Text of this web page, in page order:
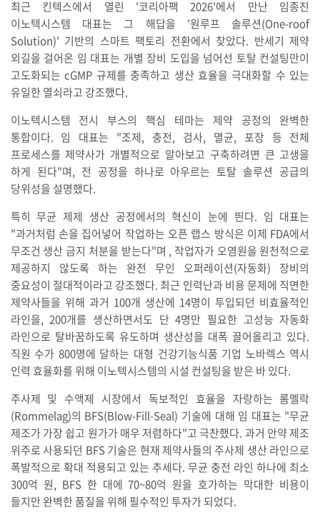
최근 킨텍스에서 열린 '코리아팩 2026'에서 만난 임종진
이노텍시스템 대표는 그 해답을 '원루프 솔루션(One-roof
Solution)' 기반의 스마트 팩토리 전환에서 찾았다. 반세기 제약
외길을 걸어온 임 대표는 개별 장비 도입을 넘어선 토탈 컨설팅만이
고도화되는 cGMP 규제를 충족하고 생산 효율을 극대화할 수 있는
유일한 열쇠라고 강조했다.
이노텍시스템 전시 부스의 핵심 테마는 제약 공정의 완벽한
통합이다. 임 대표는 "조제, 충전, 검사, 멸균, 포장 등 전체
프로세스를 제약사가 개별적으로 알아보고 구축하려면 큰 고생을
하게 된다"며, 전 공정을 하나로 아우르는 토탈 솔루션 공급의
당위성을 설명했다.
특히 무균 제제 생산 공정에서의 혁신이 눈에 띈다. 임 대표는
"과거처럼 손을 집어넣어 작업하는 오픈 랩스 방식은 이제 FDA에서
무조건 생산 금지 처분을 받는다"며 , 작업자가 오염원을 원천적으로
제공하지 않도록 하는 완전 무인 오퍼레이션(자동화) 장비의
중요성이 절대적이라고 강조했다. 최근 인력난과 비용 문제에 직면한
제약사들을 위해 과거 100개 생산에 14명이 투입되던 비효율적인
라인을, 200개를 생산하면서도 단 4명만 필요한 고성능 자동화
라인으로 탈바꿈하도록 유도하며 생산성을 대폭 끌어올리고 있다.
직원 수가 800명에 달하는 대형 건강기능식품 기업 노바렉스 역시
인력 효율화를 위해 이노텍시스템의 시설 컨설팅을 받은 바 있다.
주사제 및 수액제 시장에서 독보적인 효율을 자랑하는 롬멜락
(Rommelag)의 BFS(Blow-Fill-Seal) 기술에 대해 임 대표는 "무균
제조가 가장 쉽고 원가가 매우 저렴하다"고 극찬했다. 과거 안약 제조
위주로 사용되던 BFS 기술은 현재 제약사들의 주사제 생산 라인으로
폭발적으로 확대 적용되고 있는 추세다. 무균 충전 라인 하나에 최소
300억 원, BFS 한 대에 70~80억 원을 호가하는 막대한 비용이
들지만 완벽한 품질을 위해 필수적인 투자가 되었다.